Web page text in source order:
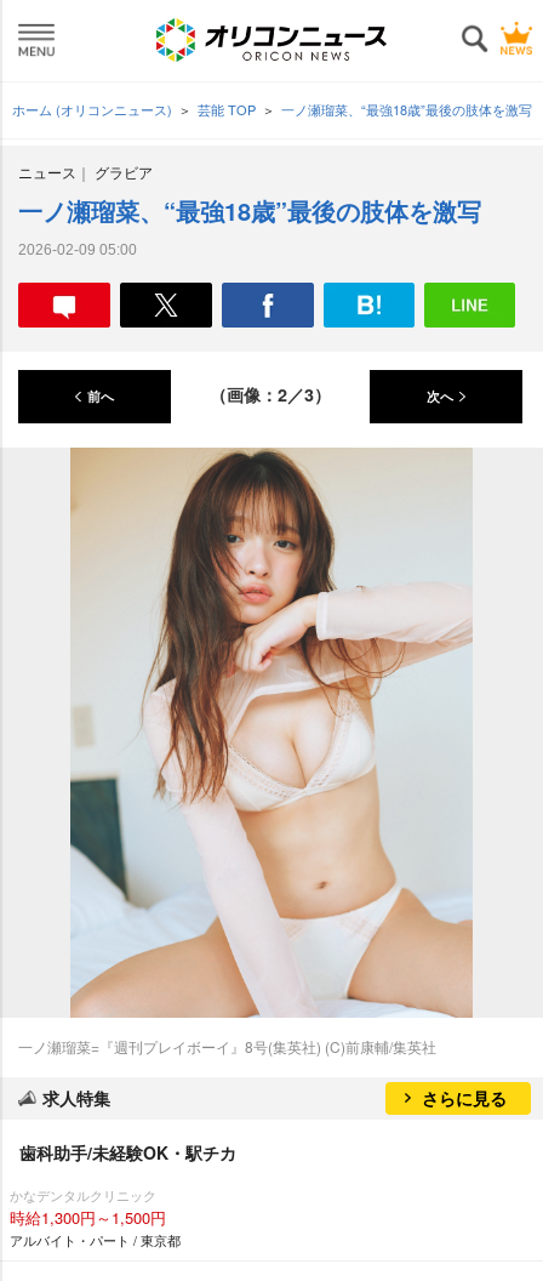
ホーム (オリコンニュース) 芸能 TOP 一ノ瀬瑠菜、“最強18歳”最後の肢体を激写
ニュース グラビア
一ノ瀬瑠菜、“最強18歳”最後の肢体を激写
2026-02-09 05:00
前へ （画像：2／3） 次へ
一ノ瀬瑠菜=『週刊プレイボーイ』8号(集英社) (C)前康輔/集英社
求人特集 さらに見る
歯科助手/未経験OK・駅チカ
かなデンタルクリニック
時給1,300円～1,500円
アルバイト・パート / 東京都